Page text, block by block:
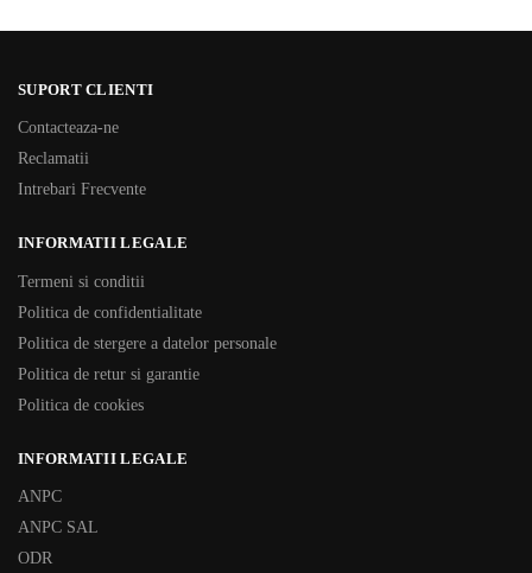
SUPORT CLIENTI
Contacteaza-ne
Reclamatii
Intrebari Frecvente
INFORMATII LEGALE
Termeni si conditii
Politica de confidentialitate
Politica de stergere a datelor personale
Politica de retur si garantie
Politica de cookies
INFORMATII LEGALE
ANPC
ANPC SAL
ODR